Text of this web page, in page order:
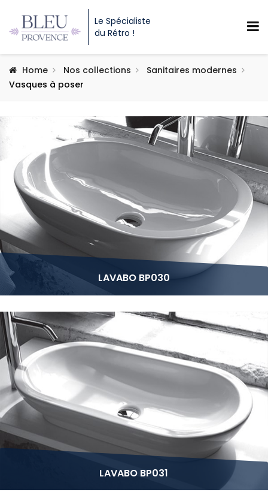
Le Spécialiste
du Rétro !
Home Nos collections
Sanitaires modernes
Vasques à poser
LAVABO BP030
LAVABO BP031